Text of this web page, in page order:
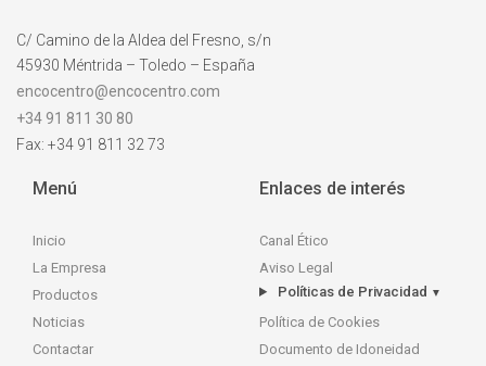
C/ Camino de la Aldea del Fresno, s/n
45930 Méntrida – Toledo – España
encocentro@encocentro.com
+34 91 811 30 80
Fax: +34 91 811 32 73
Menú
Inicio
La Empresa
Productos
Noticias
Contactar
Enlaces de interés
Canal Ético
Aviso Legal
Políticas de Privacidad
▼
Política de Cookies
Documento de Idoneidad